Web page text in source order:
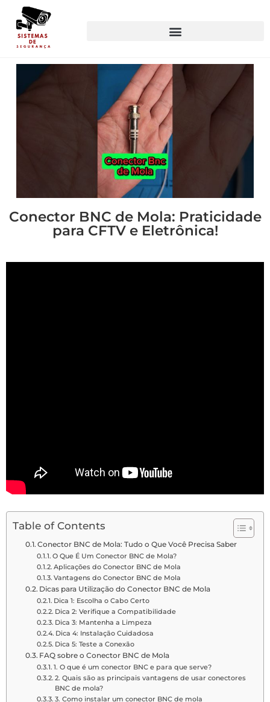
Conector BNC de Mola: Praticidade
para CFTV e Eletrônica!
Table of Contents
Conector BNC de Mola: Tudo o Que Você Precisa Saber
O Que É Um Conector BNC de Mola?
Aplicações do Conector BNC de Mola
Vantagens do Conector BNC de Mola
Dicas para Utilização do Conector BNC de Mola
Dica 1: Escolha o Cabo Certo
Dica 2: Verifique a Compatibilidade
Dica 3: Mantenha a Limpeza
Dica 4: Instalação Cuidadosa
Dica 5: Teste a Conexão
FAQ sobre o Conector BNC de Mola
1. O que é um conector BNC e para que serve?
2. Quais são as principais vantagens de usar conectores
BNC de mola?
3. Como instalar um conector BNC de mola